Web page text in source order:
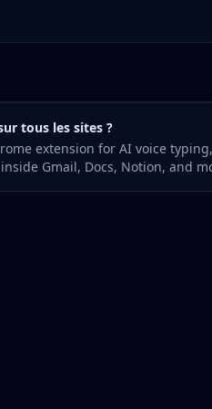
tous les sites ?
extension for AI voice
Gmail, Docs, Notion, and